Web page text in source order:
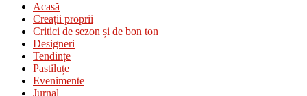
Acasă
Creații proprii
Critici de sezon și de bon ton
Designeri
Tendințe
Pastiluțe
Evenimente
Jurnal